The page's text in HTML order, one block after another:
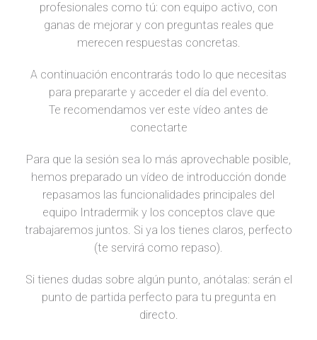
profesionales como tú: con equipo activo, con
ganas de mejorar y con preguntas reales que
merecen respuestas concretas.
A continuación encontrarás todo lo que necesitas
para prepararte y acceder el día del evento.
Te recomendamos ver este vídeo antes de
conectarte
Para que la sesión sea lo más aprovechable posible,
hemos preparado un vídeo de introducción donde
repasamos las funcionalidades principales del
equipo Intradermik y los conceptos clave que
trabajaremos juntos. Si ya los tienes claros, perfecto
(te servirá como repaso).
Si tienes dudas sobre algún punto, anótalas: serán el
punto de partida perfecto para tu pregunta en
directo.